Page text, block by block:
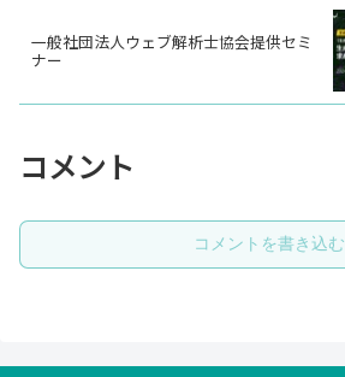
一般社団法人ウェブ解析士協会提供セミ
ナー
コメント
コメントを書き込む